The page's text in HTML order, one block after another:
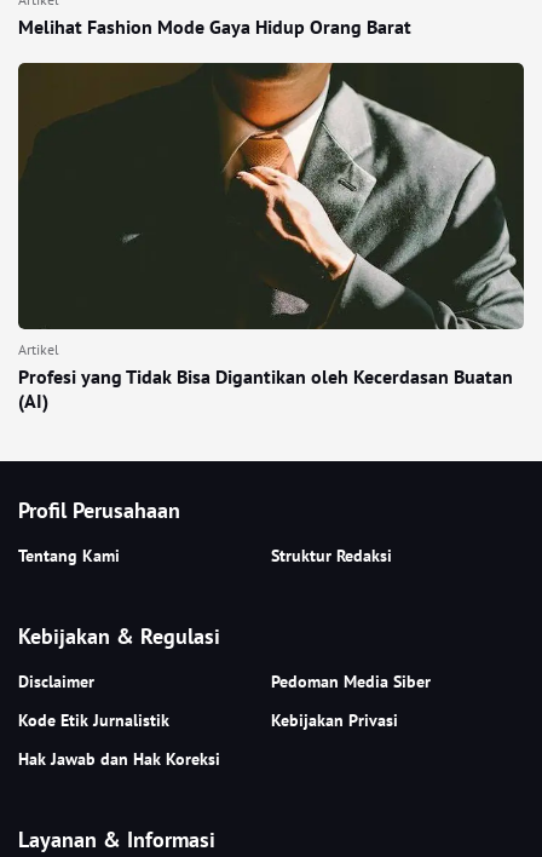
Melihat Fashion Mode Gaya Hidup Orang Barat
Artikel
Profesi yang Tidak Bisa Digantikan oleh Kecerdasan Buatan
(AI)
Profil Perusahaan
Tentang Kami Struktur Redaksi
Kebijakan & Regulasi
Disclaimer
Pedoman Media Siber
Kode Etik Jurnalistik
Kebijakan Privasi
Hak Jawab dan Hak Koreksi
Layanan & Informasi